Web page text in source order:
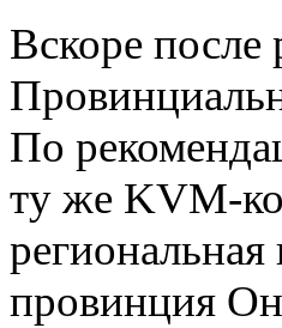
Вскоре после
По
ту же KVM-
провинция